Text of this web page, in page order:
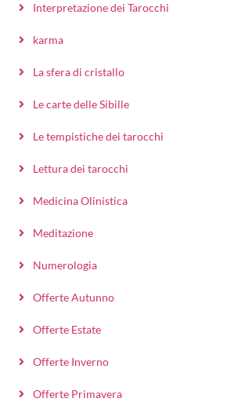
Interpretazione dei Tarocchi
karma
La sfera di cristallo
Le carte delle Sibille
Le tempistiche dei tarocchi
Lettura dei tarocchi
Medicina Olinistica
Meditazione
Numerologia
Offerte Autunno
Offerte Estate
Offerte Inverno
Offerte Primavera